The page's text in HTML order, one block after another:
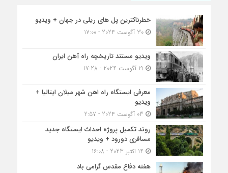
خطرناکترین پل های ریلی در جهان + ویدیو
30 آگوست 2024 - 17:00
ویدیو مستند تاریخچه راه آهن ایران
معرفی ایستگاه راه اهن شهر میلان ایتالیا +
ویدیو
روند تکمیل پروژه احداث ایستگاه جدید
مسافری دورود + ویدیو
هفته دفاع مقدس گرامی باد